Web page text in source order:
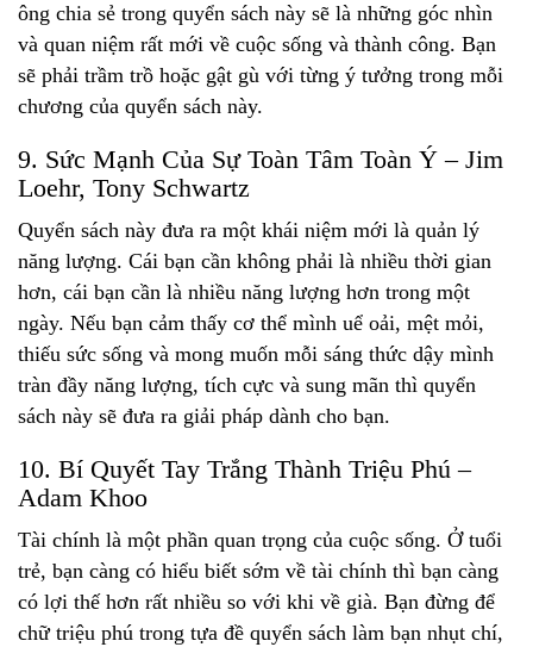
ông chia sẻ trong quyển sách này sẽ là những góc nhìn
và quan niệm rất mới về cuộc sống và thành công. Bạn
sẽ phải trầm trồ hoặc gật gù với từng ý tưởng trong mỗi
chương của quyển sách này.
9. Sức Mạnh Của Sự Toàn Tâm Toàn Ý – Jim
Loehr, Tony Schwartz
Quyển sách này đưa ra một khái niệm mới là quản lý
năng lượng. Cái bạn cần không phải là nhiều thời gian
hơn, cái bạn cần là nhiều năng lượng hơn trong một
ngày. Nếu bạn cảm thấy cơ thể mình uể oải, mệt mỏi,
thiếu sức sống và mong muốn mỗi sáng thức dậy mình
tràn đầy năng lượng, tích cực và sung mãn thì quyển
sách này sẽ đưa ra giải pháp dành cho bạn.
10. Bí Quyết Tay Trắng Thành Triệu Phú –
Adam Khoo
Tài chính là một phần quan trọng của cuộc sống. Ở tuổi
trẻ, bạn càng có hiểu biết sớm về tài chính thì bạn càng
có lợi thế hơn rất nhiều so với khi về già. Bạn đừng để
chữ triệu phú trong tựa đề quyển sách làm bạn nhụt chí,